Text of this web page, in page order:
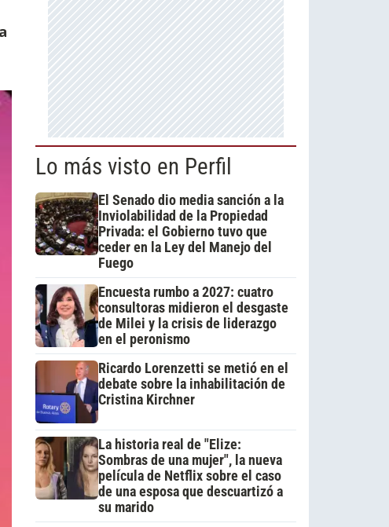
Lo más visto en Perfil
El Senado dio media sanción a la
Inviolabilidad de la Propiedad
Privada: el Gobierno tuvo que
ceder en la Ley del Manejo del
Fuego
Encuesta rumbo a 2027: cuatro
consultoras midieron el desgaste
de Milei y la crisis de liderazgo
en el peronismo
Ricardo Lorenzetti se metió en el
debate sobre la inhabilitación de
Cristina Kirchner
La historia real de "Elize:
Sombras de una mujer", la nueva
película de Netflix sobre el caso
de una esposa que descuartizó a
su marido